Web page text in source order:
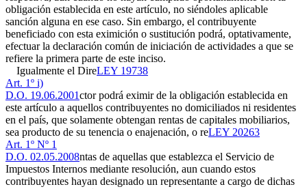
obligación establecida en este artículo, no siéndoles aplicable
sanción alguna en ese caso. Sin embargo, el contribuyente
beneficiado con esta eximición o sustitución podrá, optativamente,
efectuar la declaración común de iniciación de actividades a que se
refiere la primera parte de este inciso.
Igualmente el DireLEY 19738
Art. 1º i)
D.O. 19.06.2001ctor podrá eximir de la obligación establecida en
este artículo a aquellos contribuyentes no domiciliados ni residentes
en el país, que solamente obtengan rentas de capitales mobiliarios,
sea producto de su tenencia o enajenación, o reLEY 20263
Art. 1º Nº 1
D.O. 02.05.2008ntas de aquellas que establezca el Servicio de
Impuestos Internos mediante resolución, aun cuando estos
contribuyentes hayan designado un representante a cargo de dichas